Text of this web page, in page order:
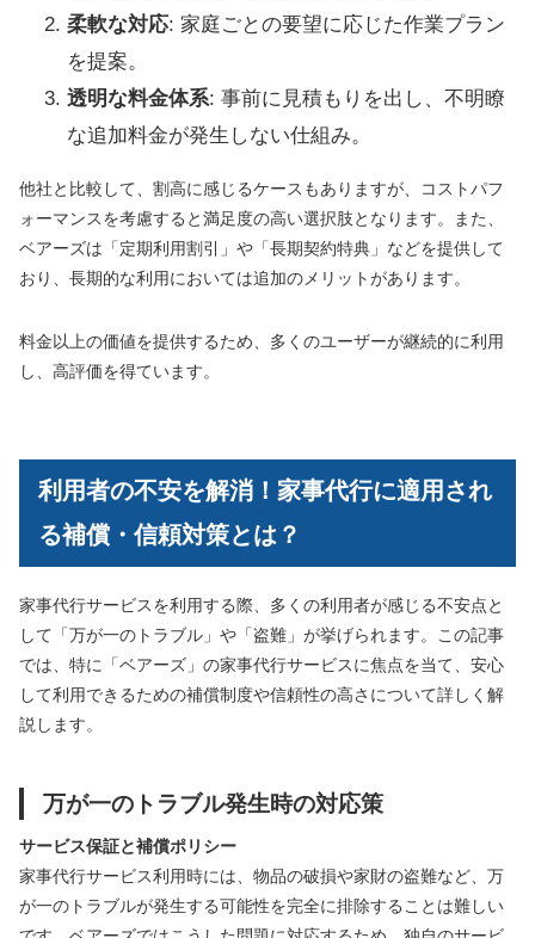
柔軟な対応: 家庭ごとの要望に応じた作業プラン
を提案。
透明な料金体系: 事前に見積もりを出し、不明瞭
な追加料金が発生しない仕組み。
他社と比較して、割高に感じるケースもありますが、コストパフ
ォーマンスを考慮すると満足度の高い選択肢となります。また、
ベアーズは「定期利用割引」や「長期契約特典」などを提供して
おり、長期的な利用においては追加のメリットがあります。
料金以上の価値を提供するため、多くのユーザーが継続的に利用
し、高評価を得ています。
利用者の不安を解消！家事代行に適用され
る補償・信頼対策とは？
家事代行サービスを利用する際、多くの利用者が感じる不安点と
して「万が一のトラブル」や「盗難」が挙げられます。この記事
では、特に「ベアーズ」の家事代行サービスに焦点を当て、安心
して利用できるための補償制度や信頼性の高さについて詳しく解
説します。
万が一のトラブル発生時の対応策
サービス保証と補償ポリシー
家事代行サービス利用時には、物品の破損や家財の盗難など、万
が一のトラブルが発生する可能性を完全に排除することは難しい